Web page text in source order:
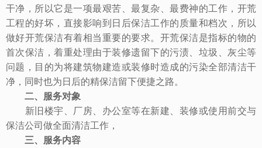
干净，所以它是一项最艰苦、最复杂、最费神的工作，开荒
工程的好坏，直接影响到日后保洁工作的质量和档次，所以
做好开荒保洁有着相当重要的要求。开荒保洁是指标的物的
首次保洁，着重处理由于装修遗留下的污渍、垃圾、灰尘等
问题，目的为将建筑物建造或装修时造成的污染全部清洁干
净，同时也为日后的精保洁留下便捷之路。
二、服务对象
新旧楼宇、厂房、办公室等在新建、装修或使用前交与
保洁公司做全面清洁工作，
三、服务内容